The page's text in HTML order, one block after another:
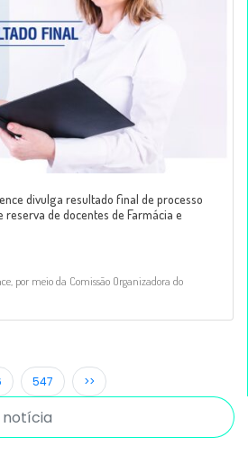
divulga resultado final de processo
de docentes de Farmácia e
por meio da Comissão Organizadora do
547 >>